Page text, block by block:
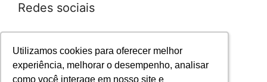
Utilizamos cookies para oferecer melhor
experiência, melhorar o desempenho, analisar
como você interage em nosso site e
Utilizamos cookies para oferecer melhor
experiência, melhorar o desempenho, analisar
como você interage em nosso site e
Redes sociais
Instagram.com/sevenresiduos
YouTube.com/sevenresiduos